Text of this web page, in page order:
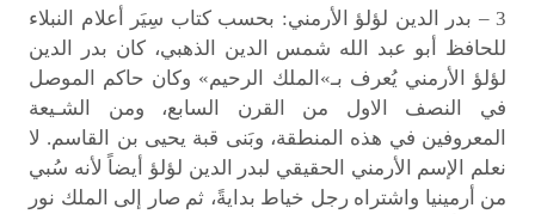
3 – بدر الدين لؤلؤ الأرمني: بحسب كتاب سِيَر أعلام النبلاء
للحافظ أبو عبد الله شمس الدين الذهبي، كان بدر الدين
لؤلؤ الأرمني يُعرف بـ»الملك الرحيم» وكان حاكم الموصل
في النصف الاول من القرن السابع، ومن الشـيعة
المعروفين في هذه المنطقة، وبَنى قبة يحيى بن القاسم. لا
نعلم الإسم الأرمني الحقيقي لبدر الدين لؤلؤ أيضاً لأنه سُبي
من أرمينيا واشتراه رجل خياط بدايةً، ثم صار إلى الملك نور